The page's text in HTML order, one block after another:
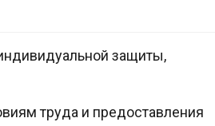
защиты,
труда и предоставления